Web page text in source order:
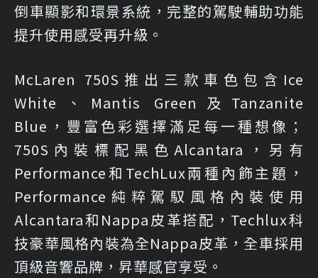
倒車顯影和環景系統，完整的駕駛輔助功能
提升使用感受再升級。
McLaren 750S推出三款車色包含Ice
White、Mantis Green及Tanzanite
Blue，豐富色彩選擇滿足每一種想像；
750S內裝標配黑色Alcantara，另有
Performance和TechLux兩種內飾主題，
Performance純粹駕馭風格內裝使用
Alcantara和Nappa皮革搭配，Techlux科
技豪華風格內裝為全Nappa皮革，全車採用
頂級音響品牌，昇華感官享受。